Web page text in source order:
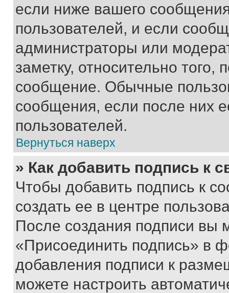
если ниже вашего
пользователей, и если
администраторы или
заметку, относительно
сообщение. Обычные
сообщения, если после них
пользователей.
Вернуться наверх
» Как добавить подпись к
Чтобы добавить подпись к
создать ее в центре
После создания подписи вы
«Присоединить подпись» в
добавления подписи к
можете настроить